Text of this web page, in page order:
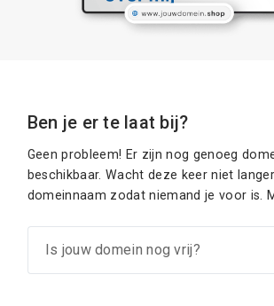
Ben je er te laat bij?
Geen probleem! Er zijn nog genoeg
beschikbaar. Wacht deze keer niet
domeinnaam zodat niemand je voor is.